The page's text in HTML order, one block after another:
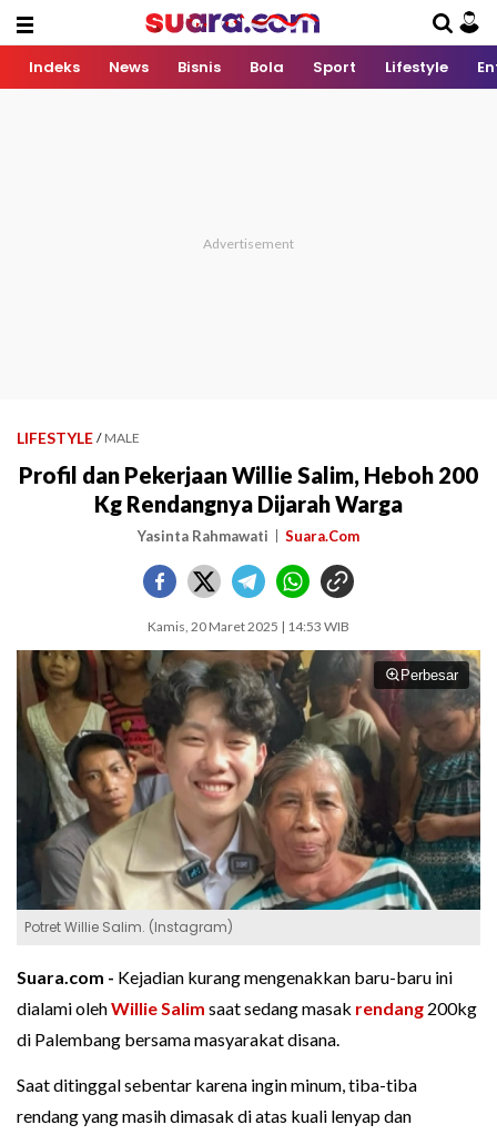
Indeks News Bisnis Bola Sport Lifestyle
LIFESTYLE / MALE
Profil dan Pekerjaan Willie Salim, Heboh 200
Kg Rendangnya Dijarah Warga
Yasinta Rahmawati Suara.Com
Kamis, 20 Maret 2025 | 14:53 WIB
Perbesar
Potret Willie Salim. (Instagram)
Suara.com - Kejadian kurang mengenakkan baru-baru ini
dialami olehWillie Salim saat sedang masak rendang 200kg
di Palembang bersama masyarakat disana.
Saat ditinggal sebentar karena ingin minum, tiba-tiba
rendang yang masih dimasak di atas kuali lenyap dan